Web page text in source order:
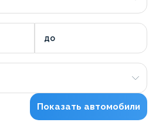
до
Показать автомобили